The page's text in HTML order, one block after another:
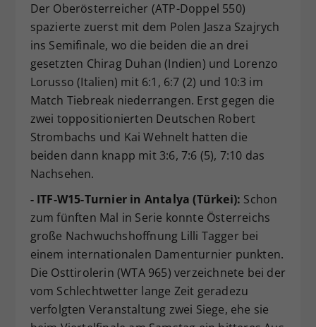
Der Oberösterreicher (ATP-Doppel 550)
spazierte zuerst mit dem Polen Jasza Szajrych
ins Semifinale, wo die beiden die an drei
gesetzten Chirag Duhan (Indien) und Lorenzo
Lorusso (Italien) mit 6:1, 6:7 (2) und 10:3 im
Match Tiebreak niederrangen. Erst gegen die
zwei toppositionierten Deutschen Robert
Strombachs und Kai Wehnelt hatten die
beiden dann knapp mit 3:6, 7:6 (5), 7:10 das
Nachsehen.
- ITF-W15-Turnier in Antalya (Türkei): Schon
zum fünften Mal in Serie konnte Österreichs
große Nachwuchshoffnung Lilli Tagger bei
einem internationalen Damenturnier punkten.
Die Osttirolerin (WTA 965) verzeichnete bei der
vom Schlechtwetter lange Zeit geradezu
verfolgten Veranstaltung zwei Siege, ehe sie